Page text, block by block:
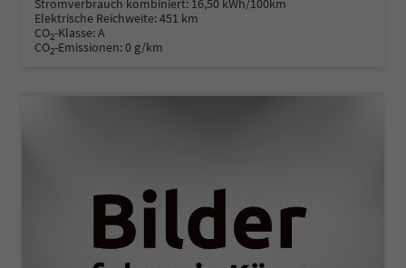
Stromverbrauch kombiniert: 16,50 kWh/100km
Elektrische Reichweite:451 km
CO2-Klasse:A
CO2-Emissionen:0 g/km